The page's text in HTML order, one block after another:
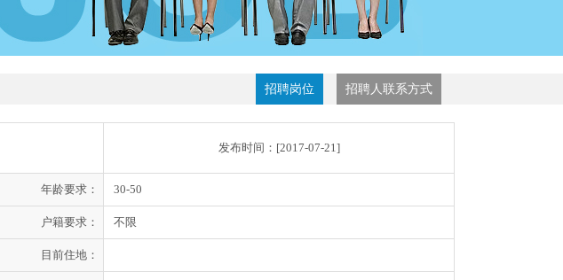
招聘岗位 招聘人联系方式
发布时间：[2017-07-21]
年龄要求： 30-50
户籍要求： 不限
目前住地：